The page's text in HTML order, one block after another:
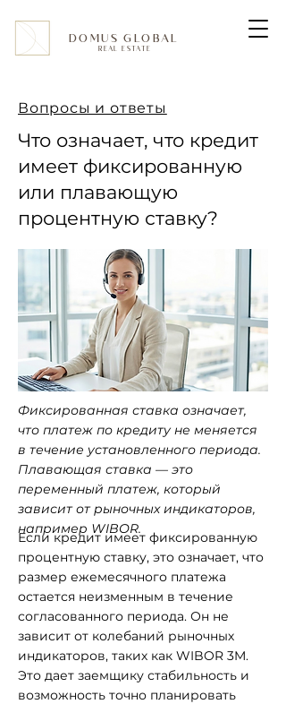
DOMUS GLOBAL
REAL ESTATE
Вопросы и ответы
Что означает, что кредит
имеет фиксированную
или плавающую
процентную ставку?
Фиксированная ставка означает,
что платеж по кредиту не меняется
в течение установленного периода.
Плавающая ставка — это
переменный платеж, который
зависит от рыночных индикаторов,
например WIBOR.
Если кредит имеет фиксированную
процентную ставку, это означает, что
размер ежемесячного платежа
остается неизменным в течение
согласованного периода. Он не
зависит от колебаний рыночных
индикаторов, таких как WIBOR 3M.
Это дает заемщику стабильность и
возможность точно планировать